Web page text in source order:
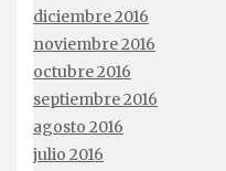
diciembre 2016
noviembre 2016
octubre 2016
septiembre 2016
agosto 2016
julio 2016